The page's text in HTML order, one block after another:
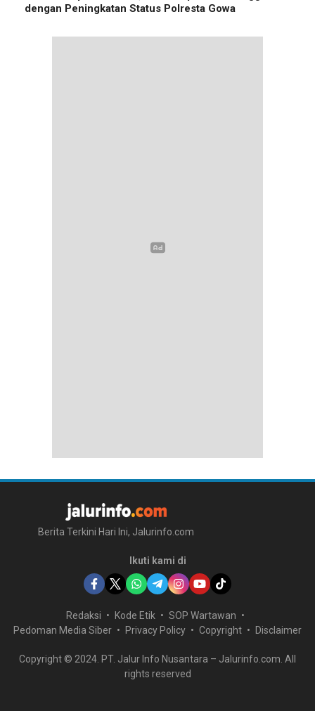
dengan Peningkatan Status Polresta Gowa
Berita Terkini Hari Ini, Jalurinfo.com
Ikuti kami di
Redaksi Kode Etik
SOP Wartawan
Pedoman Media Siber
Privacy Policy Copyright Disclaimer
Copyright © 2024. PT. Jalur Info Nusantara – Jalurinfo.com. All
rights reserved